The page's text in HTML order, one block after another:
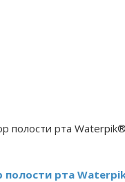
полости рта